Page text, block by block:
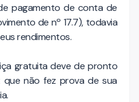
pagamento de conta de
de nº 17.7), todavia
rendimentos.
gratuita deve de pronto
não fez prova de sua